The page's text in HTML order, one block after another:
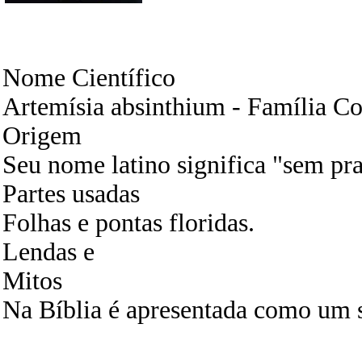
Nome Científico
Artemísia absinthium - Família
Origem
Seu nome latino significa "sem
Partes usadas
Folhas e pontas floridas.
Lendas e
Mitos
Na Bíblia é apresentada como